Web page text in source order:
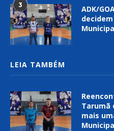
3
ADK/
LEIA TAMBÉM
Tarumã
mais